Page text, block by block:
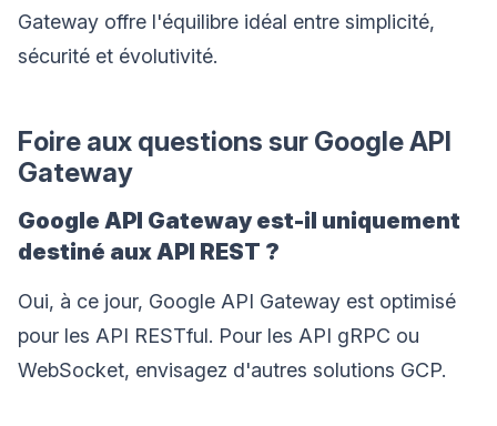
Gateway offre l'équilibre idéal entre simplicité,
sécurité et évolutivité.
Foire aux questions sur Google API
Gateway
Google API Gateway est-il uniquement
destiné aux API REST ?
Oui, à ce jour, Google API Gateway est optimisé
pour les API RESTful. Pour les API gRPC ou
WebSocket, envisagez d'autres solutions GCP.